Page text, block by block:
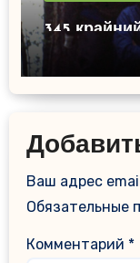
345
Сабиров
Ваш адрес
Обязательные
Комментарий *